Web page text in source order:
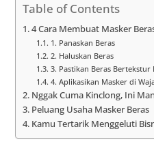
Table of Contents
4 Cara Membuat Masker
1. Panaskan Beras
2. Haluskan Beras
3. Pastikan Beras Bertekstur
4. Aplikasikan Masker di
Nggak Cuma Kinclong, Ini
Peluang Usaha Masker Beras
Kamu Tertarik Menggeluti